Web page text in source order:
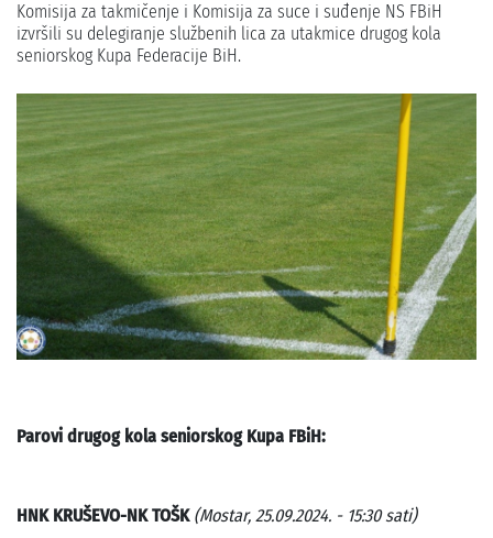
Komisija za takmičenje i Komisija za suce i suđenje NS FBiH
izvršili su delegiranje službenih lica za utakmice drugog kola
seniorskog Kupa Federacije BiH.
Parovi drugog kola seniorskog Kupa FBiH:
HNK KRUŠEVO-NK TOŠK (Mostar, 25.09.2024. - 15:30 sati)